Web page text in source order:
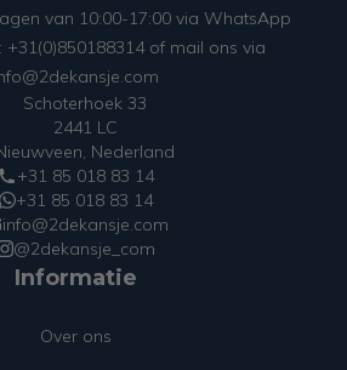
van 10:00-17:00 via WhatsApp
of mail ons via
Schoterhoek 33
2441 LC
Nederland
+31 85 018 83 14
+31 85 018 83 14
info@2dekansje.com
@2dekansje_com
Informatie
Over ons